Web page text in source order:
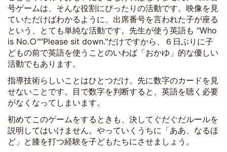
号ゲームは、そんな役割にぴったりの活動です。映像を見
ていただけばわかるように、出席番号を言われた子が座る
という、とても単純な活動です。先生が使う英語も "Who
is No.○""Please sit down."だけですから、６日ぶりに子
どもの前で英語を使うことのいわば「おかゆ」的な優しい
活動でもあります。
指導技術らしいことはひとつだけ。先に数字のカードを見
せないことです。目で数字を判断すると、英語を聴く必要
がなくなってしまいます。
初めてこのゲームをするときも、決してぐだぐだルールを
説明してはいけません。やっていくうちに「ああ、なるほ
ど」と膝を打つ経験を子どもたちにさせましょう。